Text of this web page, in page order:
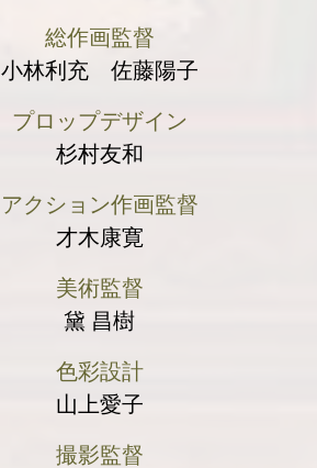
総作画監督
小林利充 佐藤陽子
プロップデザイン
杉村友和
アクション作画監督
才木康寛
美術監督
黛 昌樹
色彩設計
山上愛子
撮影監督